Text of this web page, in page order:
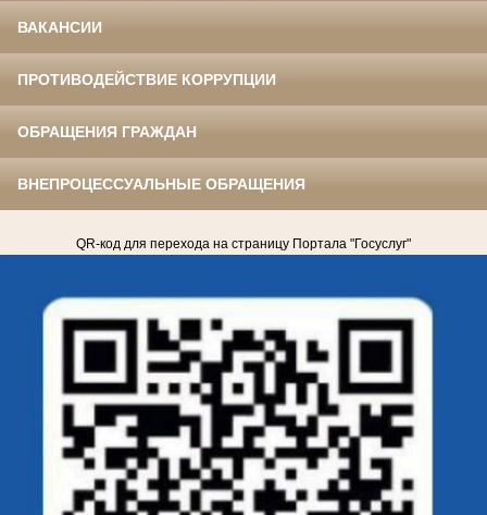
ВАКАНСИИ
ПРОТИВОДЕЙСТВИЕ КОРРУПЦИИ
ОБРАЩЕНИЯ ГРАЖДАН
ВНЕПРОЦЕССУАЛЬНЫЕ ОБРАЩЕНИЯ
QR-код для перехода на страницу Портала "Госуслуг"